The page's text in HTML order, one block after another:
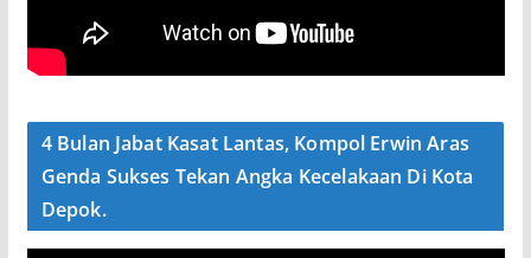
4 Bulan Jabat Kasat Lantas, Kompol Erwin Aras
Genda Sukses Tekan Angka Kecelakaan Di Kota
Depok.